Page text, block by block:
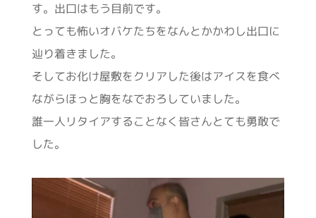
す。出口はもう目前です。
とっても怖いオバケたちをなんとかかわし出口に
辿り着きました。
そしてお化け屋敷をクリアした後はアイスを食べ
ながらほっと胸をなでおろしていました。
誰一人リタイアすることなく皆さんとても勇敢で
した。